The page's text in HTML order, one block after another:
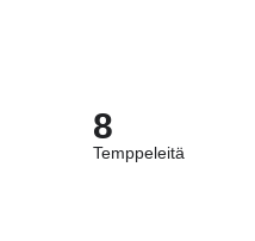
8
Temppeleitä